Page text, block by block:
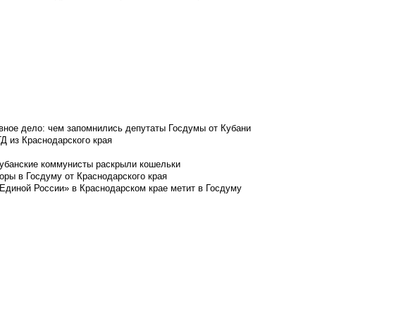
дело: чем запомнились депутаты Госдумы от Кубани
из Краснодарского края
коммунисты раскрыли кошельки
в Госдуму от Краснодарского края
России» в Краснодарском крае метит в Госдуму